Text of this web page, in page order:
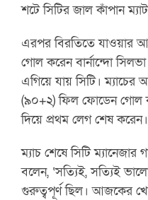
শটে সিটির জাল কাঁপান
এরপর বিরতিতে যাওয়ার
গোল করেন বার্নান্দো
এগিয়ে যায় সিটি। ম্যাচের
(৯০+২) ফিল ফোডেন গোল
দিয়ে প্রথম লেগ শেষ করেন।
ম্যাচ শেষে সিটি ম্যানেজার
বলেন, ‘সত্যিই, সত্যিই
গুরুত্বপূর্ণ ছিল। আজকের